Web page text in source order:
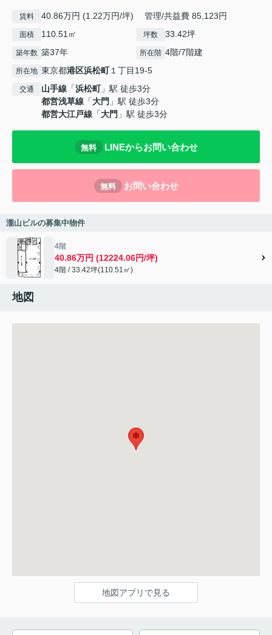
賃料 40.86万円 (1.22万円/坪) 管理/共益費 85,123円
面積 110.51㎡ 坪数 33.42坪
築年数 築37年 所在階 4階/7階建
所在地 東京都港区浜松町１丁目19-5
交通 山手線 「浜松町」駅 徒歩3分
都営浅草線 「大門 」駅 徒歩3分
都営大江戸線 「大門 」駅 徒歩3分
無料 LINEからお問い合わせ
無料 お問い合わせ
瀧山ビルの募集中物件
4階
40.86万円 (12224.06円/坪)
4階 / 33.42坪(110.51㎡)
地図
地図アプリで見る